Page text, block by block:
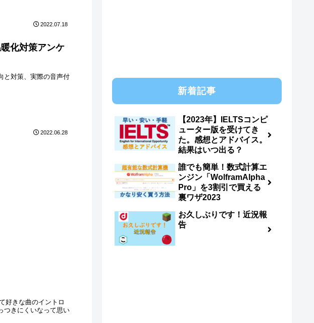
2022.07.18
化対策アンケ
と対策、実際の音声付
2022.06.28
好きな曲のイントロ
つきにくいなって思い
新着記事
【2023年】IELTSコンピ
ューター版を受けてき
た。感想とアドバイス。
結果はいつ出る？
誰でも簡単！数式計算エ
ンジン「WolframAlpha
Pro」を3割引で買える
裏ワザ2023
お久しぶりです！近況報
告